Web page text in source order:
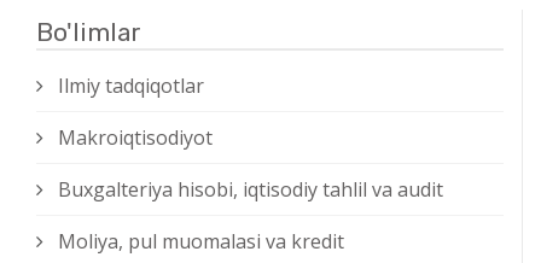
Bo'limlar
Ilmiy tadqiqotlar
Makroiqtisodiyot
Buxgalteriya hisobi, iqtisodiy tahlil va audit
Moliya, pul muomalasi va kredit